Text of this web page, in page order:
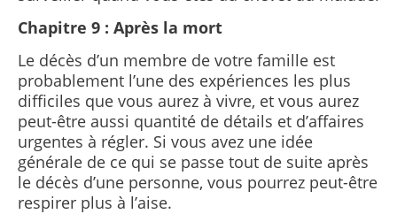
Chapitre 9 : Après la mort
Le décès d’un membre de votre famille est
probablement l’une des expériences les plus
difficiles que vous aurez à vivre, et vous aurez
peut-être aussi quantité de détails et d’affaires
urgentes à régler. Si vous avez une idée
générale de ce qui se passe tout de suite après
le décès d’une personne, vous pourrez peut-être
respirer plus à l’aise.